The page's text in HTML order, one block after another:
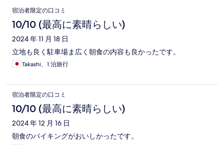
口
コ
ミ
宿泊者限定の口コミ
10/10 (最高に素晴らしい)
2024 年 11 月 18 日
立地も良く駐車場ま広く朝食の内容も良かったです。
Takashi、1 泊旅行
宿泊者限定の口コミ
10/10 (最高に素晴らしい)
2024 年 12 月 16 日
朝食のバイキングがおいしかったです。